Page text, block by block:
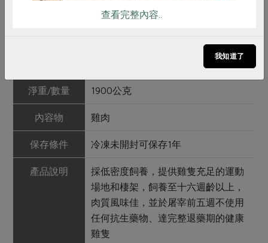
黑羽土雞全隻(公)
淨重/數量 1900公克
內容物 雞肉
保存條件 冷凍未開封可保存1年
產品說明
採低密度飼養，提供雞隻充足的運動
場地和棲架，飼養至十六週齡以上，
肉質風味佳，並於屠宰前五週不使用
任何抗生藥物、達完整退藥期的健康
雞隻
查看完整內容..
我知道了